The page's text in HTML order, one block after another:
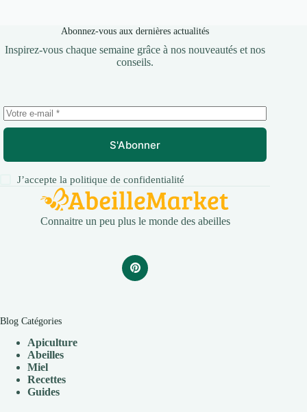
Abonnez-vous aux dernières actualités
Inspirez-vous chaque semaine grâce à nos nouveautés et nos
conseils.
S'Abonner
J’accepte lapolitique de confidentialité
Connaitre un peu plus le monde des abeilles
Blog Catégories
Apiculture
Abeilles
Miel
Recettes
Guides